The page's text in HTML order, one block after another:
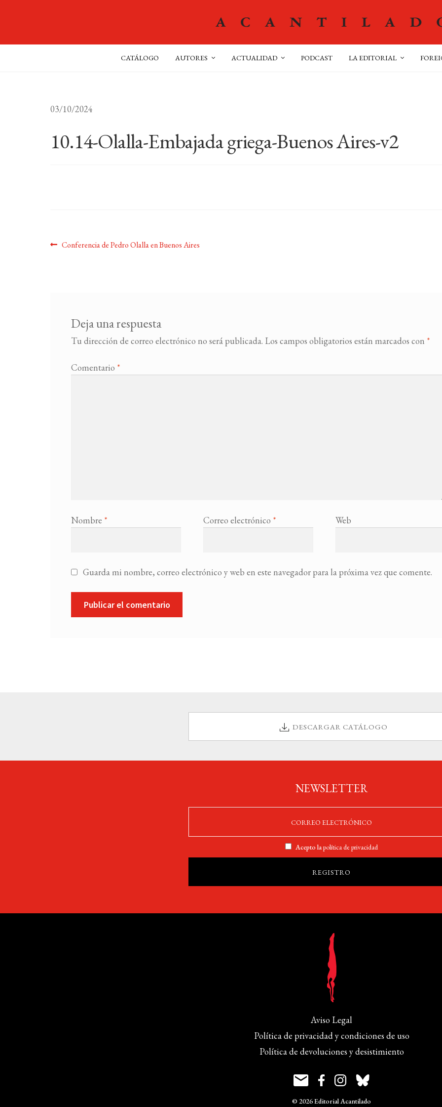
CATÁLOGO AUTORES ACTUALIDAD PODCAST LA EDITORIAL
03/10/2024
10.14-Olalla-Embajada griega-Buenos Aires-v2
Navegación
Anterior:
Conferencia de Pedro Olalla en Buenos Aires
Deja una respuesta
Tu dirección de correo electrónico no será publicada. Los campos obligatorios están marcados con *
Comentario *
Nombre * Correo electrónico * Web
Guarda mi nombre, correo electrónico y web en este navegador para la próxima vez que comente.
DESCARGAR CATÁLOGO
NEWSLETTER
Acepto lapolítica de privacidad
Aviso Legal
Política de privacidad y condiciones de uso
Política de devoluciones y desistimiento
© 2026 Editorial Acantilado